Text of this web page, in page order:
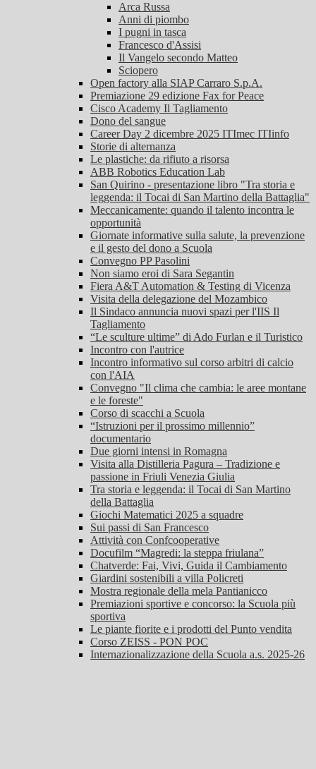
Arca Russa
Anni di piombo
I pugni in tasca
Francesco d'Assisi
Il Vangelo secondo Matteo
Sciopero
Open factory alla SIAP Carraro S.p.A.
Premiazione 29 edizione Fax for Peace
Cisco Academy Il Tagliamento
Dono del sangue
Career Day 2 dicembre 2025 ITImec ITIinfo
Storie di alternanza
Le plastiche: da rifiuto a risorsa
ABB Robotics Education Lab
San Quirino - presentazione libro "Tra storia e
leggenda: il Tocai di San Martino della Battaglia"
Meccanicamente: quando il talento incontra le
opportunità
Giornate informative sulla salute, la prevenzione
e il gesto del dono a Scuola
Convegno PP Pasolini
Non siamo eroi di Sara Segantin
Fiera A&T Automation & Testing di Vicenza
Visita della delegazione del Mozambico
Il Sindaco annuncia nuovi spazi per l'IIS Il
Tagliamento
“Le sculture ultime” di Ado Furlan e il Turistico
Incontro con l'autrice
Incontro informativo sul corso arbitri di calcio
con l'AIA
Convegno "Il clima che cambia: le aree montane
e le foreste"
Corso di scacchi a Scuola
“Istruzioni per il prossimo millennio”
documentario
Due giorni intensi in Romagna
Visita alla Distilleria Pagura – Tradizione e
passione in Friuli Venezia Giulia
Tra storia e leggenda: il Tocai di San Martino
della Battaglia
Giochi Matematici 2025 a squadre
Sui passi di San Francesco
Attività con Confcooperative
Docufilm “Magredi: la steppa friulana”
Chatverde: Fai, Vivi, Guida il Cambiamento
Giardini sostenibili a villa Policreti
Mostra regionale della mela Pantianicco
Premiazioni sportive e concorso: la Scuola più
sportiva
Le piante fiorite e i prodotti del Punto vendita
Corso ZEISS - PON POC
Internazionalizzazione della Scuola a.s. 2025-26